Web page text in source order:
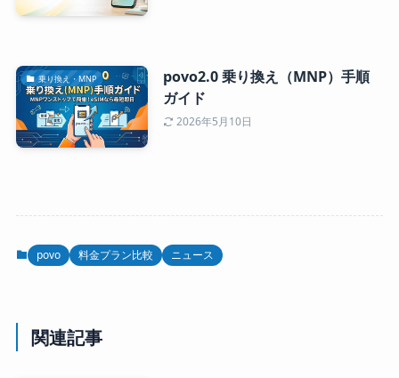
乗り換え・MNP
povo2.0 乗り換え（MNP）手順
ガイド
2026年5月10日
povo 料金プラン比較 ニュース
関連記事